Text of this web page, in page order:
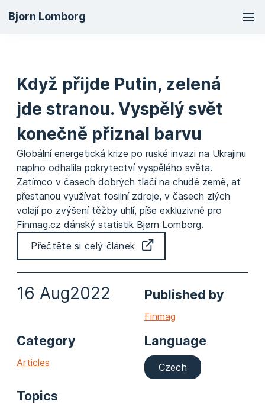
Bjorn Lomborg
Když přijde Putin, zelená
jde stranou. Vyspělý svět
konečně přiznal barvu
Globální energetická krize po ruské invazi na Ukrajinu
naplno odhalila pokrytectví vyspělého světa.
Zatímco v časech dobrých tlačí na chudé země, ať
přestanou využívat fosilní zdroje, v časech zlých
volají po zvýšení těžby uhlí, píše exkluzivně pro
Finmag.cz dánský statistik Bjørn Lomborg.
Přečtěte si celý článek
16 Aug2022 Published by
Finmag
Category
Articles
Language
Czech
Topics